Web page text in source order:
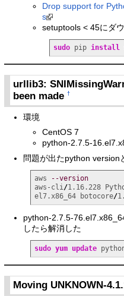
Drop support for
s
setuptools < 45にダ
sudo pip install
urllib3:
been made†
環境
CentOS 7
python-2.7.5-
問題が出たpython version
aws
--version
aws-cli/1.16.228
el7.x86_64 botocore/
python-2.7.5-
したら解消した
sudo yum update
Moving UNKNOWN-